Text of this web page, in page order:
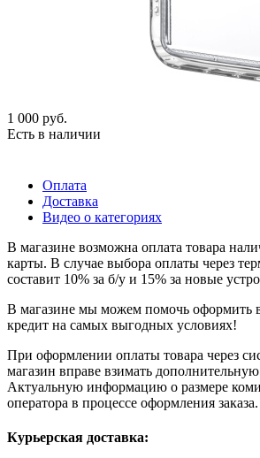
1 000 руб.
Есть в наличии
Оплата
Доставка
Видео о категориях
В магазине возможна оплата товара
карты. В случае выбора оплаты через
составит 10% за б/у и 15% за новые
В магазине мы можем помочь оформить
кредит на самых выгодных условиях!
При оформлении оплаты товара через
магазин вправе взимать
Актуальную информацию о размере
оператора в процессе оформления заказа.
Курьерская доставка: